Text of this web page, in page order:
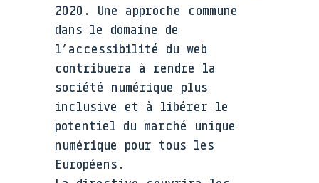
2020. Une approche commune
dans le domaine de
l’accessibilité du web
contribuera à rendre la
société numérique plus
inclusive et à libérer le
potentiel du marché unique
numérique pour tous les
Européens.